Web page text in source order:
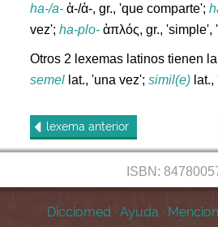
ha-/a- ἁ-/ἀ-, gr., 'que comparte';
vez';ha-plo- ἁπλός, gr., 'simple',
Otros 2 lexemas latinos tienen
semel lat., 'una vez';simil(e)
lexema anterior
ISBN:
Dicciomed · Ayuda ·